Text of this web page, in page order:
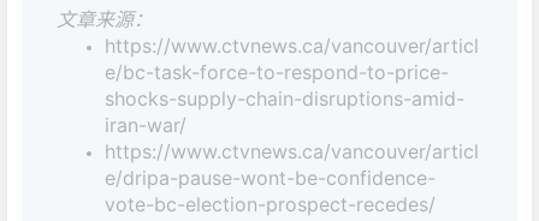
文章来源：
https://www.ctvnews.ca/vancouver/articl
e/bc-task-force-to-respond-to-price-
shocks-supply-chain-disruptions-amid-
iran-war/
https://www.ctvnews.ca/vancouver/articl
e/dripa-pause-wont-be-confidence-
vote-bc-election-prospect-recedes/